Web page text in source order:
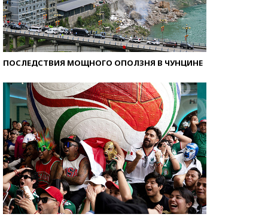
ПОСЛЕДСТВИЯ МОЩНОГО ОПОЛЗНЯ В ЧУНЦИНЕ